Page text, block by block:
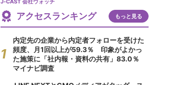
J-CAST 会社ウォッチ
アクセスランキング もっと見る
内定先の企業から内定者フォローを受けた
頻度、月1回以上が59.3％ 印象がよかっ
た施策に「社内報・資料の共有」83.0％
マイナビ調査